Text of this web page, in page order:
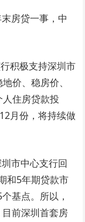
房贷一事，中
积极支持深圳市
价、稳房价、
住房贷款投
月份，将持续做
市中心支行回
和5年期贷款市
基点。所以，
前深圳首套房